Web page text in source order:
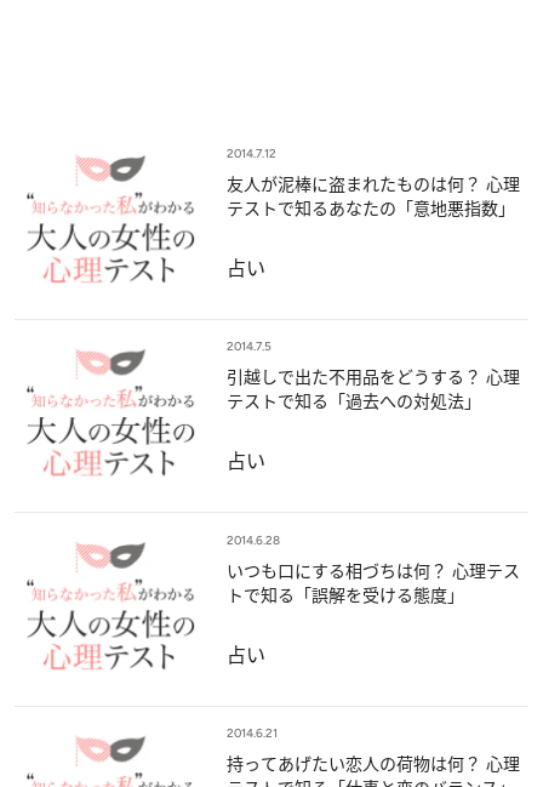
2014.7.12
友人が泥棒に盗まれたものは何？ 心理
テストで知るあなたの「意地悪指数」
占い
2014.7.5
引越しで出た不用品をどうする？ 心理
テストで知る「過去への対処法」
占い
2014.6.28
いつも口にする相づちは何？ 心理テス
トで知る「誤解を受ける態度」
占い
2014.6.21
持ってあげたい恋人の荷物は何？ 心理